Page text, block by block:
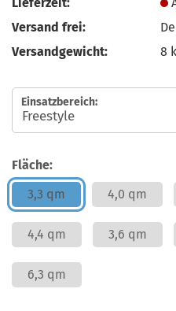
Versand frei:
Versandgewicht:
8
Einsatzbereich:
Fläche:
3,3 qm
4,0 qm
4,4 qm 3,6 qm
6,3 qm